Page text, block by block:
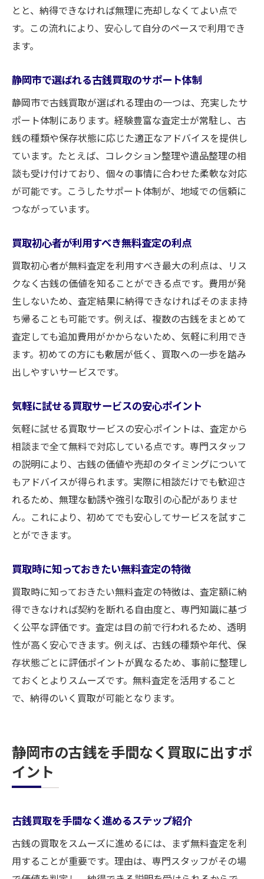
とと、納得できなければ無理に売却しなくてよい点で
す。この流れにより、安心して自分のペースで利用でき
ます。
静岡市で選ばれる古銭買取のサポート体制
静岡市で古銭買取が選ばれる理由の一つは、充実したサ
ポート体制にあります。経験豊富な査定士が常駐し、古
銭の種類や保存状態に応じた適正なアドバイスを提供し
ています。たとえば、コレクション整理や遺品整理の相
談も受け付けており、個々の事情に合わせた柔軟な対応
が可能です。こうしたサポート体制が、地域での信頼に
つながっています。
買取初心者が利用すべき無料査定の利点
買取初心者が無料査定を利用すべき最大の利点は、リス
クなく古銭の価値を知ることができる点です。費用が発
生しないため、査定結果に納得できなければそのまま持
ち帰ることも可能です。例えば、複数の古銭をまとめて
査定しても追加費用がかからないため、気軽に利用でき
ます。初めての方にも敷居が低く、買取への一歩を踏み
出しやすいサービスです。
気軽に試せる買取サービスの安心ポイント
気軽に試せる買取サービスの安心ポイントは、査定から
相談まで全て無料で対応している点です。専門スタッフ
の説明により、古銭の価値や売却のタイミングについて
もアドバイスが得られます。実際に相談だけでも歓迎さ
れるため、無理な勧誘や強引な取引の心配がありませ
ん。これにより、初めてでも安心してサービスを試すこ
とができます。
買取時に知っておきたい無料査定の特徴
買取時に知っておきたい無料査定の特徴は、査定額に納
得できなければ契約を断れる自由度と、専門知識に基づ
く公平な評価です。査定は目の前で行われるため、透明
性が高く安心できます。例えば、古銭の種類や年代、保
存状態ごとに評価ポイントが異なるため、事前に整理し
ておくとよりスムーズです。無料査定を活用すること
で、納得のいく買取が可能となります。
静岡市の古銭を手間なく買取に出すポ
イント
古銭買取を手間なく進めるステップ紹介
古銭の買取をスムーズに進めるには、まず無料査定を利
用することが重要です。理由は、専門スタッフがその場